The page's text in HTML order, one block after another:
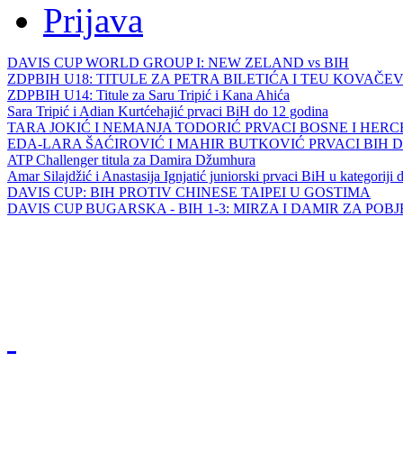
Prijava
DAVIS CUP WORLD GROUP I: NEW ZELAND vs BIH
ZDPBIH U18: TITULE ZA PETRA BILETIĆA I TEU
ZDPBIH U14: Titule za Saru Tripić i Kana Ahića
Sara Tripić i Adian Kurtćehajić prvaci BiH do 12 godina
TARA JOKIĆ I NEMANJA TODORIĆ PRVACI BOSNE I
EDA-LARA ŠAĆIROVIĆ I MAHIR BUTKOVIĆ PRVACI BIH
ATP Challenger titula za Damira Džumhura
Amar Silajdžić i Anastasija Ignjatić juniorski prvaci BiH u kategoriji
DAVIS CUP: BIH PROTIV CHINESE TAIPEI U GOSTIMA
DAVIS CUP BUGARSKA - BIH 1-3: MIRZA I DAMIR ZA